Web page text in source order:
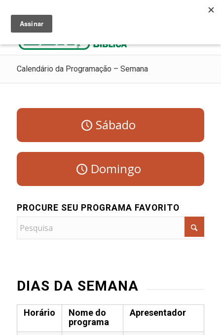
Calendário da Programação – Semana
Sábado
Domingo
PROCURE SEU PROGRAMA FAVORITO
DIAS DA SEMANA
Horário
Nome do
programa
Apresentador